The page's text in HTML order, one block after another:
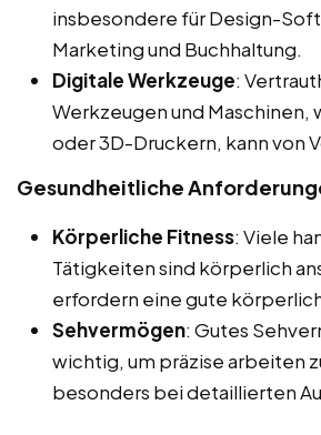
insbesondere für Design-
Marketing und Buchhaltung.
Digitale Werkzeuge:
Werkzeugen und Maschinen,
oder 3D-Druckern, kann von
Gesundheitliche
Körperliche Fitness: Viele
Tätigkeiten sind körperlich
erfordern eine gute
Sehvermögen: Gutes
wichtig, um präzise arbeiten
besonders bei detaillierten